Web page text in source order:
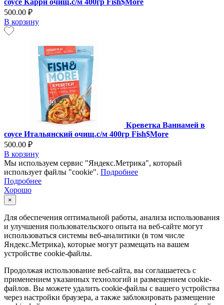
соусе Карри очищ.с/м 400гр Fish$More
500.00 ₽
В корзину
Креветка Ваннамей в
соусе Итальянский очищ.с/м 400гр Fish$More
500.00 ₽
В корзину
Мы используем сервис "Яндекс.Метрика", который
использует файлы "cookie". Подробнее
Подробнее
Хорошо
×
Для обеспечения оптимальной работы, анализа использования
и улучшения пользовательского опыта на веб-сайте могут
использоваться системы веб-аналитики (в том числе
Яндекс.Метрика), которые могут размещать на вашем
устройстве cookie-файлы.
Продолжая использование веб-сайта, вы соглашаетесь с
применением указанных технологий и размещением cookie-
файлов. Вы можете удалить cookie-файлы с вашего устройства
через настройки браузера, а также заблокировать размещение